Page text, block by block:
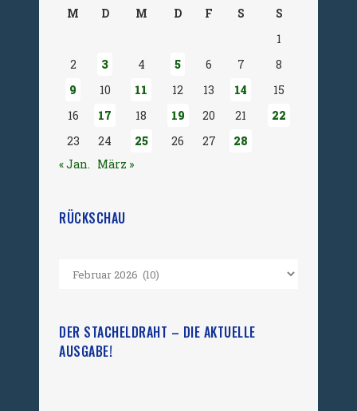
M D M D F S
S
1
2
3 4 5 6 7
8
9
10 11 12 13 14
15
16
17 18 19 20 21
22
23
24 25 26 27
28
« Jan. März »
RÜCKSCHAU
DER STACHELDRAHT – DIE AKTUELLE
AUSGABE!